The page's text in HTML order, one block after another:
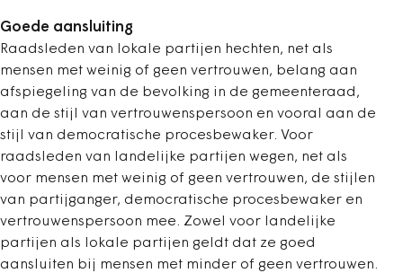
Goede aansluiting
Raadsleden van lokale partijen hechten, net als
mensen met weinig of geen vertrouwen, belang aan
afspiegeling van de bevolking in de gemeenteraad,
aan de stijl van vertrouwenspersoon en vooral aan de
stijl van democratische procesbewaker. Voor
raadsleden van landelijke partijen wegen, net als
voor mensen met weinig of geen vertrouwen, de stijlen
van partijganger, democratische procesbewaker en
vertrouwenspersoon mee. Zowel voor landelijke
partijen als lokale partijen geldt dat ze goed
aansluiten bij mensen met minder of geen vertrouwen.